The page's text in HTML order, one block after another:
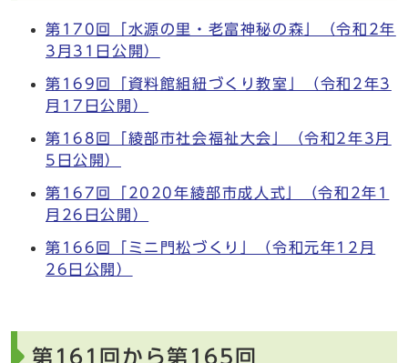
第170回「水源の里・老富神秘の森」（令和2年
3月31日公開）
第169回「資料館組紐づくり教室」（令和2年3
月17日公開）
第168回「綾部市社会福祉大会」（令和2年3月
5日公開）
第167回「2020年綾部市成人式」（令和2年1
月26日公開）
第166回「ミニ門松づくり」（令和元年12月
26日公開）
第161回から第165回